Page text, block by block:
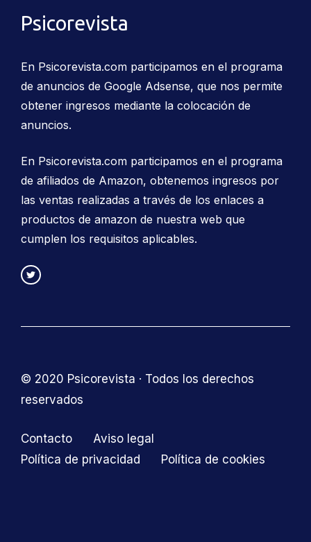
Psicorevista
En Psicorevista.com participamos en el programa
de anuncios de Google Adsense, que nos permite
obtener ingresos mediante la colocación de
anuncios.
En Psicorevista.com participamos en el programa
de afiliados de Amazon, obtenemos ingresos por
las ventas realizadas a través de los enlaces a
productos de amazon de nuestra web que
cumplen los requisitos aplicables.
© 2020 Psicorevista · Todos los derechos
reservados
Contacto
Aviso legal
Política de privacidad
Política de cookies